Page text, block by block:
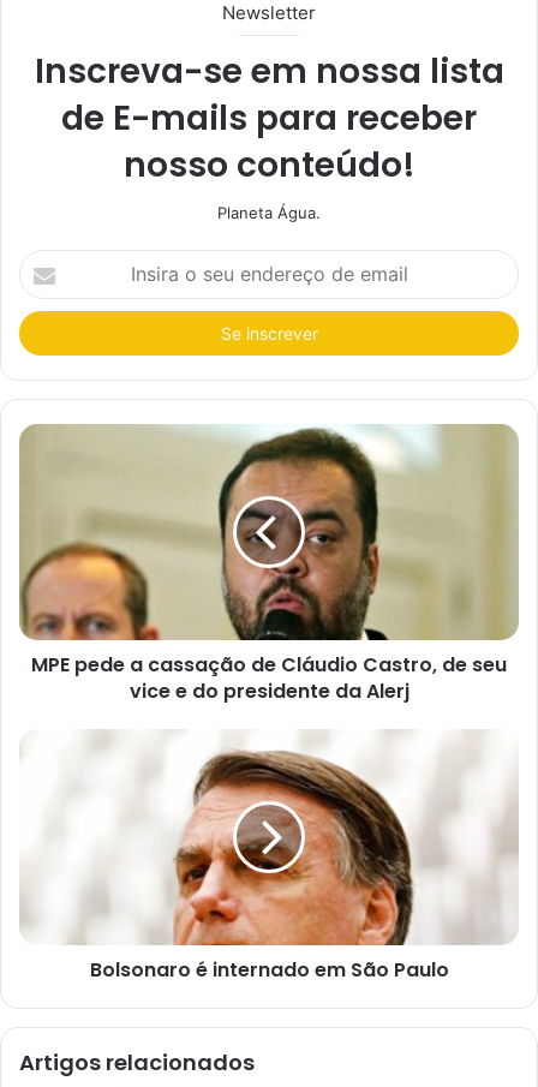
Newsletter
Inscreva-se em nossa lista
de E-mails para receber
nosso conteúdo!
Planeta Água.
I
n
i
r
a
u
o
e
e
MPE pede a cassação de Cláudio Castro, de seu
vice e do presidente da Alerj
Bolsonaro é internado em São Paulo
Artigos relacionados